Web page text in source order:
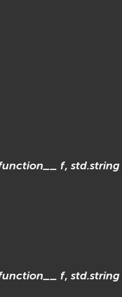
f,std.string
f,std.string